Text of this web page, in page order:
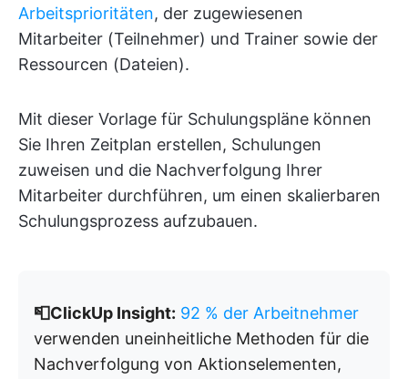
Arbeitsprioritäten, der zugewiesenen
Mitarbeiter (Teilnehmer) und Trainer sowie der
Ressourcen (Dateien).
Mit dieser Vorlage für Schulungspläne können
Sie Ihren Zeitplan erstellen, Schulungen
zuweisen und die Nachverfolgung Ihrer
Mitarbeiter durchführen, um einen skalierbaren
Schulungsprozess aufzubauen.
📮ClickUp Insight: 92 % der Arbeitnehmer
verwenden uneinheitliche Methoden für die
Nachverfolgung von Aktionselementen,